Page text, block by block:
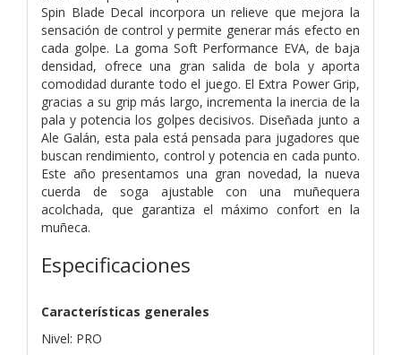
Spin Blade Decal incorpora un relieve que mejora la
sensación de control y permite generar más efecto en
cada golpe. La goma Soft Performance EVA, de baja
densidad, ofrece una gran salida de bola y aporta
comodidad durante todo el juego. El Extra Power Grip,
gracias a su grip más largo, incrementa la inercia de la
pala y potencia los golpes decisivos. Diseñada junto a
Ale Galán, esta pala está pensada para jugadores que
buscan rendimiento, control y potencia en cada punto.
Este año presentamos una gran novedad, la nueva
cuerda de soga ajustable con una muñequera
acolchada, que garantiza el máximo confort en la
muñeca.
Especificaciones
Características generales
Nivel: PRO